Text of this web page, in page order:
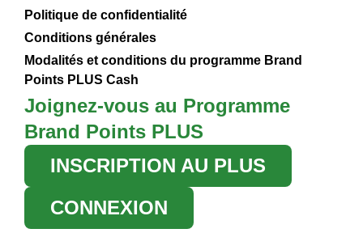
Politique de confidentialité
Conditions générales
Modalités et conditions du programme Brand
Points PLUS Cash
Joignez-vous au Programme
Brand Points PLUS
INSCRIPTION AU PLUS
CONNEXION